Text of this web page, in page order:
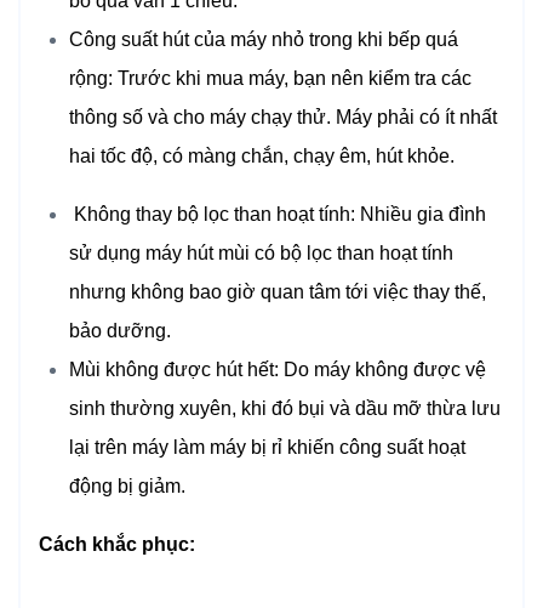
Công suất hút của máy nhỏ trong khi bếp quá
rộng: Trước khi mua máy, bạn nên kiểm tra các
thông số và cho máy chạy thử. Máy phải có ít nhất
hai tốc độ, có màng chắn, chạy êm, hút khỏe.
Không thay bộ lọc than hoạt tính: Nhiều gia đình
sử dụng máy hút mùi có bộ lọc than hoạt tính
nhưng không bao giờ quan tâm tới việc thay thế,
bảo dưỡng.
Mùi không được hút hết: Do máy không được vệ
sinh thường xuyên, khi đó bụi và dầu mỡ thừa lưu
lại trên máy làm máy bị rỉ khiến công suất hoạt
động bị giảm.
Cách khắc phục: